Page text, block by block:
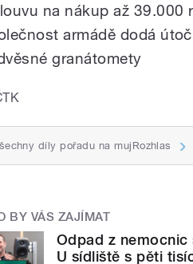
na nákup až 39.000
armádě dodá
granátomety
díly pořadu na mujRozhlas
BY VÁS ZAJÍMAT
Odpad z nemocnic
U sídliště s pěti